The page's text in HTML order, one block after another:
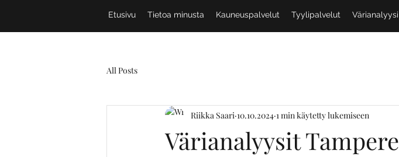
Etusivu Tietoa minusta Kauneuspalvelut Tyylipalvelut Värianalyysi
All Posts
Värianalyysit Tampere
Riikka Saari 10.10.2024 1 min käytetty lukemiseen